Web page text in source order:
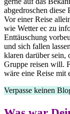
abgedroschen
Vor einer Reise
wie Wetter ec zu
Enttäuschung
und sich fallen
klaren darüber sein,
Gruppe reisen will.
wäre eine Reise mit
Verpasse keinen